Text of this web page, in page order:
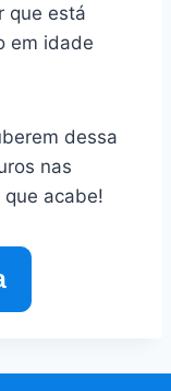
que está
em idade
dessa
nas
acabe!